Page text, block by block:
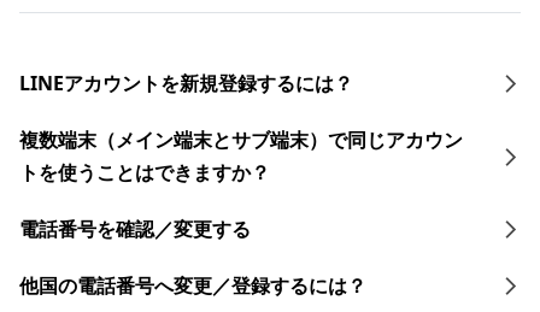
LINEアカウントを新規登録するには？
複数端末（メイン端末とサブ端末）で同じアカウン
トを使うことはできますか？
電話番号を確認／変更する
他国の電話番号へ変更／登録するには？